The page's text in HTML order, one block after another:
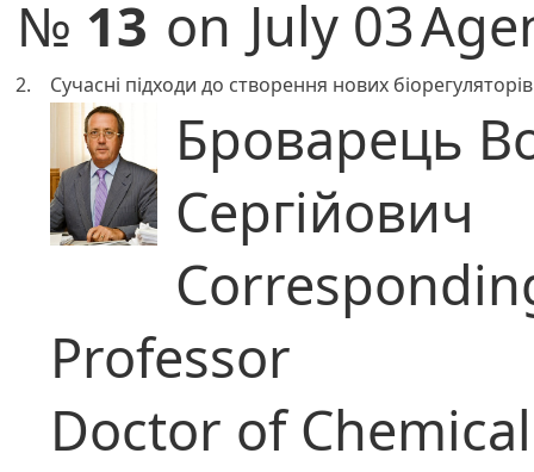
№ 13 on July 03
2. Сучасні підходи до створення нових
Броварець
Сергійович
Professor
Doctor of